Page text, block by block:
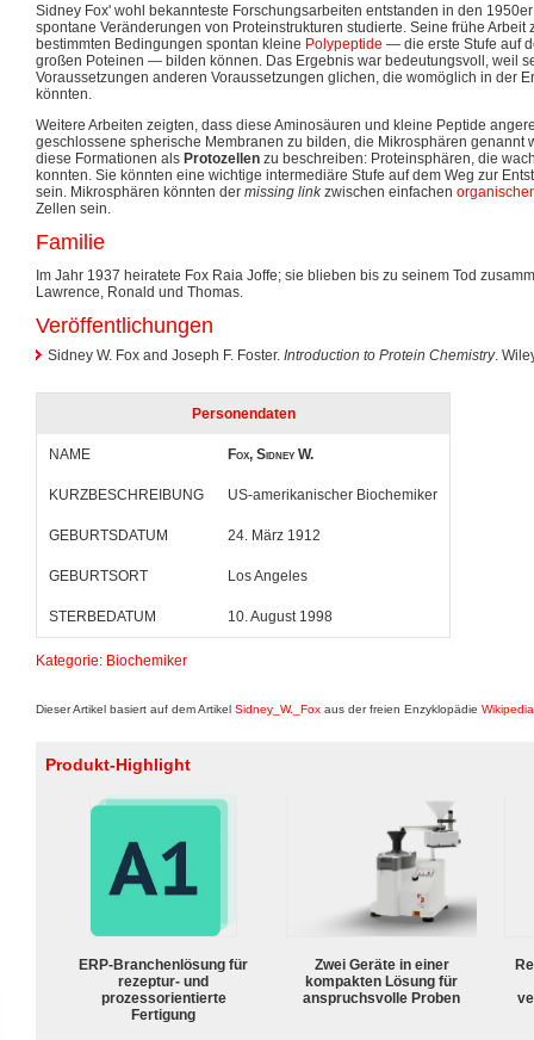
Sidney Fox' wohl bekannteste Forschungsarbeiten entstanden in den
spontane Veränderungen von Proteinstrukturen studierte. Seine frühe Arbeit
bestimmten Bedingungen spontan kleine Polypeptide — die erste Stufe auf
großen Poteinen — bilden können. Das Ergebnis war bedeutungsvoll, weil
Voraussetzungen anderen Voraussetzungen glichen, die womöglich in der
könnten.
Weitere Arbeiten zeigten, dass diese Aminosäuren und kleine Peptide
geschlossene spherische Membranen zu bilden, die Mikrosphären genannt
diese Formationen als Protozellen zu beschreiben: Proteinsphären, die
konnten. Sie könnten eine wichtige intermediäre Stufe auf dem Weg zur
sein. Mikrosphären könnten der missing linkzwischen einfachen
Zellen sein.
Familie
Im Jahr 1937 heiratete Fox Raia Joffe; sie blieben bis zu seinem Tod
Lawrence, Ronald und Thomas.
Veröffentlichungen
Sidney W. Fox and Joseph F. Foster. Introduction to Protein Chemistry.
Personendaten
NAME Fox, Sidney W.
KURZBESCHREIBUNG US-amerikanischer Biochemiker
GEBURTSDATUM 24. März 1912
GEBURTSORT Los Angeles
STERBEDATUM 10. August 1998
Kategorie: Biochemiker
Dieser Artikel basiert auf dem Artikel Sidney_W._Fox aus der freien Enzyklopädie Wikipedia
Produkt-Highlight
ERP-Branchenlösung für
rezeptur- und
prozessorientierte
Fertigung
Zwei Geräte in einer
kompakten Lösung für
anspruchsvolle Proben